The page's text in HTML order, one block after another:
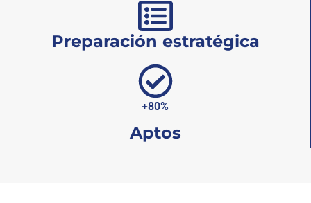
Preparación estratégica
+80%
Aptos